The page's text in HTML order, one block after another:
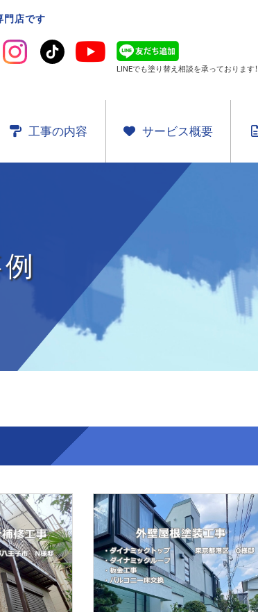
門店です
LINEでも塗り替え相談を承っております！
工事の内容 サービス概要